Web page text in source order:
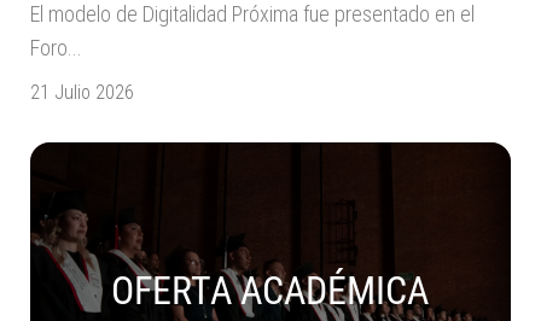
El modelo de Digitalidad Próxima fue presentado en el
Foro...
21 Julio 2026
OFERTA ACADÉMICA